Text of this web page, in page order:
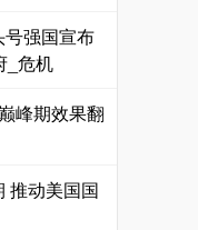
强国宣布
_危机
峰期效果翻
推动美国国